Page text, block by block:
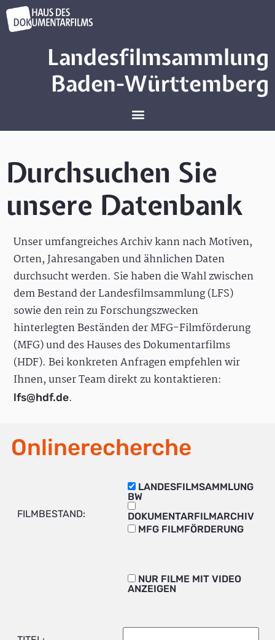
Landesfilmsammlung
Baden-Württemberg
Durchsuchen Sie
unsere Datenbank
Unser umfangreiches Archiv kann nach Motiven,
Orten, Jahresangaben und ähnlichen Daten
durchsucht werden. Sie haben die Wahl zwischen
dem Bestand der Landesfilmsammlung (LFS)
sowie den rein zu Forschungszwecken
hinterlegten Beständen der MFG-Filmförderung
(MFG) und des Hauses des Dokumentarfilms
(HDF). Bei konkreten Anfragen empfehlen wir
Ihnen, unser Team direkt zu kontaktieren:
lfs@hdf.de.
Onlinerecherche
FILMBESTAND:
LANDESFILMSAMMLUNG
BW
DOKUMENTARFILMARCHIV
MFG FILMFÖRDERUNG
NUR FILME MIT VIDEO
ANZEIGEN